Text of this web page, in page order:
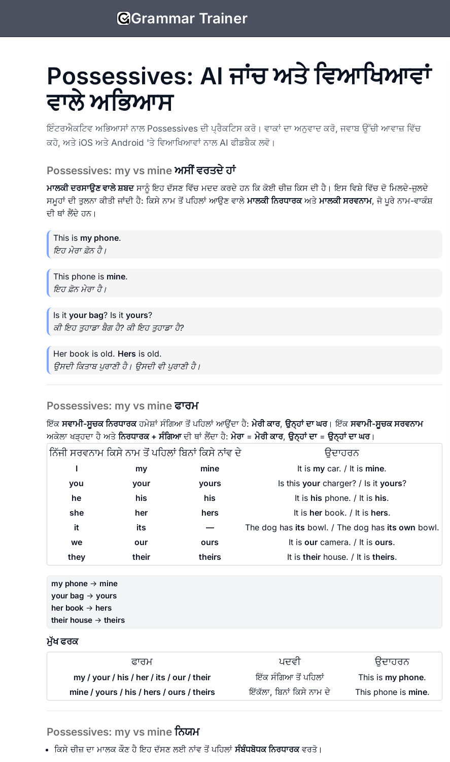
Grammar Trainer
Possessives: AI ਜਾਂਚ ਅਤੇ ਵਿਆਖਿਆਵਾਂ
ਵਾਲੇ ਅਭਿਆਸ
ਇੰਟਰਐਕਟਿਵ ਅਭਿਆਸਾਂ ਨਾਲ Possessives ਦੀ ਪ੍ਰੈਕਟਿਸ ਕਰੋ। ਵਾਕਾਂ ਦਾ ਅਨੁਵਾਦ ਕਰੋ, ਜਵਾਬ ਉੱਚੀ ਆਵਾਜ਼ ਵਿੱਚ
ਕਹੋ, ਅਤੇ iOS ਅਤੇ Android 'ਤੇ ਵਿਆਖਿਆਵਾਂ ਨਾਲ AI ਫੀਡਬੈਕ ਲਵੋ।
Possessives: my vs mineਅਸੀਂ ਵਰਤਦੇ ਹਾਂ
ਮਾਲਕੀ ਦਰਸਾਉਣ ਵਾਲੇ ਸ਼ਬਦਸਾਨੂੰ ਇਹ ਦੱਸਣ ਵਿੱਚ ਮਦਦ ਕਰਦੇ ਹਨ ਕਿ ਕੋਈ ਚੀਜ਼ ਕਿਸ ਦੀ ਹੈ। ਇਸ ਵਿਸ਼ੇ ਵਿੱਚ ਦੋ ਮਿਲਦੇ-ਜੁਲਦੇ
ਸਮੂਹਾਂ ਦੀ ਤੁਲਨਾ ਕੀਤੀ ਜਾਂਦੀ ਹੈ: ਕਿਸੇ ਨਾਮ ਤੋਂ ਪਹਿਲਾਂ ਆਉਣ ਵਾਲੇਮਾਲਕੀ ਨਿਰਧਾਰਕਅਤੇਮਾਲਕੀ ਸਰਵਨਾਮ, ਜੋ ਪੂਰੇ ਨਾਮ-ਵਾਕੰਸ਼
ਦੀ ਥਾਂ ਲੈਂਦੇ ਹਨ।
This is my phone.
ਇਹ ਮੇਰਾ ਫ਼ੋਨ ਹੈ।
This phone is mine.
ਇਹ ਫ਼ੋਨ ਮੇਰਾ ਹੈ।
Is it your bag? Is it yours?
ਕੀ ਇਹ ਤੁਹਾਡਾ ਬੈਗ ਹੈ? ਕੀ ਇਹ ਤੁਹਾਡਾ ਹੈ?
Her book is old. Hers is old.
ਉਸਦੀ ਕਿਤਾਬ ਪੁਰਾਣੀ ਹੈ। ਉਸਦੀ ਵੀ ਪੁਰਾਣੀ ਹੈ।
Possessives: my vs mineਫਾਰਮ
ਇੱਕਸਵਾਮੀ-ਸੂਚਕ ਨਿਰਧਾਰਕਹਮੇਸ਼ਾਂ ਸੰਗਿਆ ਤੋਂ ਪਹਿਲਾਂ ਆਉਂਦਾ ਹੈ:ਮੇਰੀ ਕਾਰ,ਉਨ੍ਹਾਂ ਦਾ ਘਰ। ਇੱਕਸਵਾਮੀ-ਸੂਚਕ ਸਰਵਨਾਮ
ਅਕੇਲਾ ਖੜ੍ਹਦਾ ਹੈ ਅਤੇ ਨਿਰਧਾਰਕ + ਸੰਗਿਆਦੀ ਥਾਂ ਲੈਂਦਾ ਹੈ:ਮੇਰਾ=ਮੇਰੀ ਕਾਰ,ਉਨ੍ਹਾਂ ਦਾ=ਉਨ੍ਹਾਂ ਦਾ ਘਰ।
ਨਿੱਜੀ ਸਰਵਨਾਮ ਕਿਸੇ ਨਾਮ ਤੋਂ ਪਹਿਲਾਂ ਬਿਨਾਂ ਕਿਸੇ ਨਾਂਵ ਦੇ ਉਦਾਹਰਨ
I my mine It is my car. / It is mine.
you
your yours Is this yourcharger? / Is it yours?
he
his his It is his phone. / It is his.
she
her hers It is herbook. / It is hers.
it
its — The dog has its bowl. / The dog has its own bowl.
we
our ours It is our camera. / It is ours.
they
their theirs It is theirhouse. / It is theirs.
my phone → mine
your bag → yours
her book → hers
their house → theirs
ਮੁੱਖ ਫਰਕ
ਫਾਰਮ ਪਦਵੀ ਉਦਾਹਰਨ
my / your / his / her / its / our / their ਇੱਕ ਸੰਗਿਆ ਤੋਂ ਪਹਿਲਾਂ This is my phone.
mine / yours / his / hers / ours / theirs
ਇੱਕੱਲਾ, ਬਿਨਾਂ ਕਿਸੇ ਨਾਮ ਦੇ This phone is mine.
Possessives: my vs mineਨਿਯਮ
ਕਿਸੇ ਚੀਜ਼ ਦਾ ਮਾਲਕ ਕੌਣ ਹੈ ਇਹ ਦੱਸਣ ਲਈ ਨਾਂਵ ਤੋਂ ਪਹਿਲਾਂਸੰਬੰਧਬੋਧਕ ਨਿਰਧਾਰਕਵਰਤੋ।